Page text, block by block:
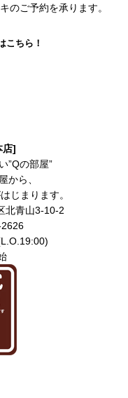
のご予約を承ります。
こちら！
店]
”Qの部屋”
から、
じまります。
北青山3-10-2